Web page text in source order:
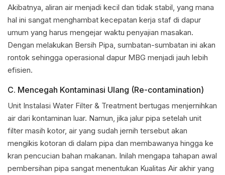
Akibatnya, aliran air menjadi kecil dan tidak stabil, yang mana
hal ini sangat menghambat kecepatan kerja staf di dapur
umum yang harus mengejar waktu penyajian masakan.
Dengan melakukan Bersih Pipa, sumbatan-sumbatan ini akan
rontok sehingga operasional dapur MBG menjadi jauh lebih
efisien.
C. Mencegah Kontaminasi Ulang (Re-contamination)
Unit Instalasi Water Filter & Treatment bertugas menjernihkan
air dari kontaminan luar. Namun, jika jalur pipa setelah unit
filter masih kotor, air yang sudah jernih tersebut akan
mengikis kotoran di dalam pipa dan membawanya hingga ke
kran pencucian bahan makanan. Inilah mengapa tahapan awal
pembersihan pipa sangat menentukan Kualitas Air akhir yang